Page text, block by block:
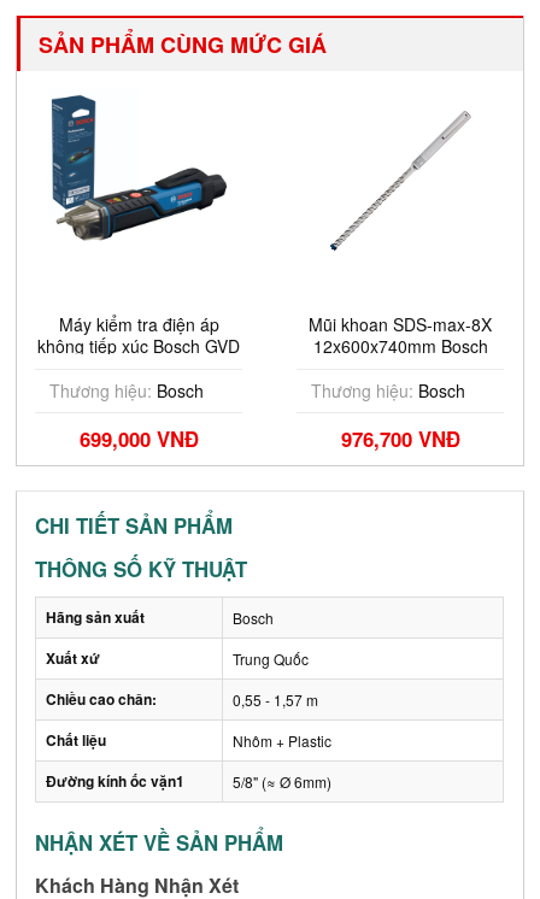
SẢN PHẨM CÙNG MỨC GIÁ
Máy kiểm tra điện áp
không tiếp xúc Bosch GVD
Thương hiệu: Bosch
699,000 VNĐ
Mũi khoan SDS-max-8X
12x600x740mm Bosch
Thương hiệu: Bosch
976,700 VNĐ
CHI TIẾT SẢN PHẨM
THÔNG SỐ KỸ THUẬT
Hãng sản xuất Bosch
Xuất xứ Trung Quốc
Chiều cao chân: 0,55 - 1,57 m
Chất liệu Nhôm + Plastic
Đường kính ốc vặn1 5/8" (≈ Ø 6mm)
NHẬN XÉT VỀ SẢN PHẨM
Khách Hàng Nhận Xét